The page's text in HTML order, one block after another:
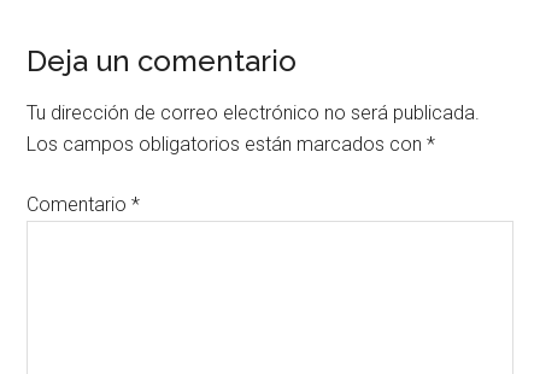
Deja un comentario
Tu dirección de correo electrónico no será publicada.
Los campos obligatorios están marcados con*
Comentario*